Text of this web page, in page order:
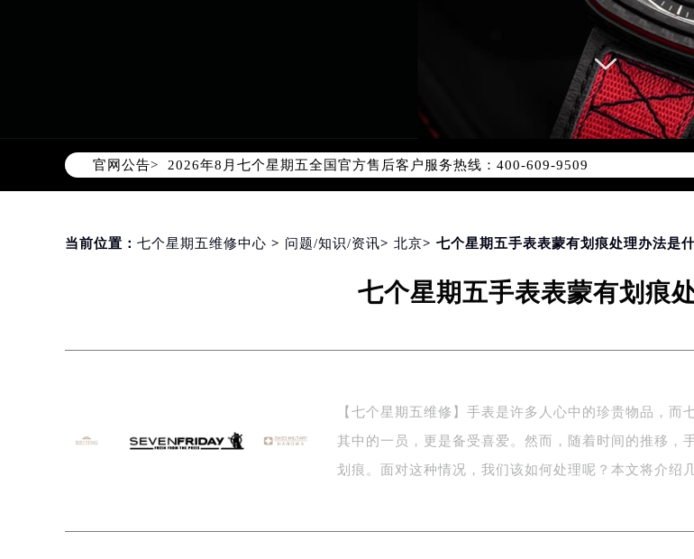
官网公告>
2026年8月七个星期五中国区售后服务网络优化升级公告
2026年8月七个星期五全国官方售后客户服务热线：400-609-9509
七个星期五官方全国统一服务热线400-609-9509，服务覆盖中国大陆、香港、澳门
2026年8月七个星期五售后服务中心最新网点地址：
北京市东城区东长安街1号东方广场写字楼W3座6层602室（需提前预约）
上海市徐汇区虹桥路3号港汇中心写字楼2座37层3705室（需提前预约）
扬州市邗江区国展路29号星耀天地写字楼1号楼18层1803室（需提前预约）
盐城市盐都区世纪大道5号盐城金融城写字楼1号楼16层1604室（需提前预约）
泰州市海陵区永定东路399号置地商务中心东塔写字楼（华润万象城）17层1706室
当前位置： 七个星期五维修中心 > 问题/知识/资讯> 北京> 七个星期五手表表蒙有划痕处理办法是
七个星期五手表表蒙有划痕
【七个星期五维修】手表是许多人心中的珍贵物品，而
其中的一员，更是备受喜爱。然而，随着时间的推移，
划痕。面对这种情况，我们该如何处理呢？本文将介绍